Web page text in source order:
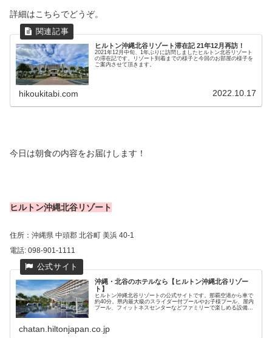
詳細はこちらでどうぞ。
ヒルトン沖縄北谷リゾート滞在記 21年12月再訪！
2021年12月中旬、1年ぶりに訪問しましたヒルトン北谷リゾート
の滞在記です。リゾート到着までの様子と今回のお部屋の様子を
ご案内させて頂きます。
hikoukitabi.com 2022.10.17
今日は朝食の内容をお届けします！
ヒルトン沖縄北谷リゾート
住所：沖縄県 中頭郡 北谷町 美浜 40-1
電話: 098-901-1111
沖縄・北谷のホテルなら【ヒルトン沖縄北谷リゾー
ト】
ヒルトン沖縄北谷リゾートの公式サイトです。那覇空港から車で
約40分。県内最大級のスライダー付プールやお子様プール、屋内
プール、フィットネスセンターなどファミリーで楽しめる設備も
chatan.hiltonjapan.co.jp